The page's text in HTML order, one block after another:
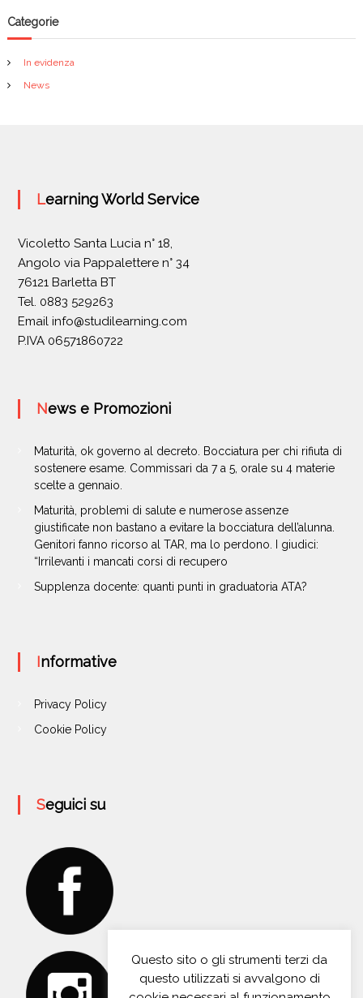
Categorie
In evidenza
News
Learning World Service
Vicoletto Santa Lucia n° 18,
Angolo via Pappalettere n° 34
76121 Barletta BT
Tel. 0883 529263
Email info@studilearning.com
P.IVA 06571860722
News e Promozioni
Maturità, ok governo al decreto. Bocciatura per chi rifiuta di
sostenere esame. Commissari da 7 a 5, orale su 4 materie
scelte a gennaio.
Maturità, problemi di salute e numerose assenze
giustificate non bastano a evitare la bocciatura dell’alunna.
Genitori fanno ricorso al TAR, ma lo perdono. I giudici:
“Irrilevanti i mancati corsi di recupero
Supplenza docente: quanti punti in graduatoria ATA?
Informative
Privacy Policy
Cookie Policy
Seguici su
Questo sito o gli strumenti terzi da
questo utilizzati si avvalgono di